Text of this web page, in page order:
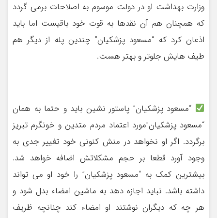
وزارت بهداشت او در دولت موسوم به اصلاحات برمی گردد
که همچنان هم آن نقدها به قوت خود باقیست اما باید
اذعان کرد که “مسعود پزشکیان” چندین پله از دیگر هم
طیف هایش جلوتر و بهتر هست.
“مسعود پزشکیان” پاستور نشین باید و حتما به همان
“مسعود پزشکیان”مورد اعتماد مردم متدین و خونگرم تبریز
برگردد. اگر او نخواهد در منش کنونی خود تغییر جدی به
وجود آورد قطعا بر حجم مشکلاتش اضافه خواهد شد.
بیشترین کمک به “مسعود پزشکیان” را خود او می تواند
داشته باشد. نباید اجازه دهد به ماشین امضاء بدل شود و
هر چه که دیگران نوشتند او امضاء کند چنانچه ظریف